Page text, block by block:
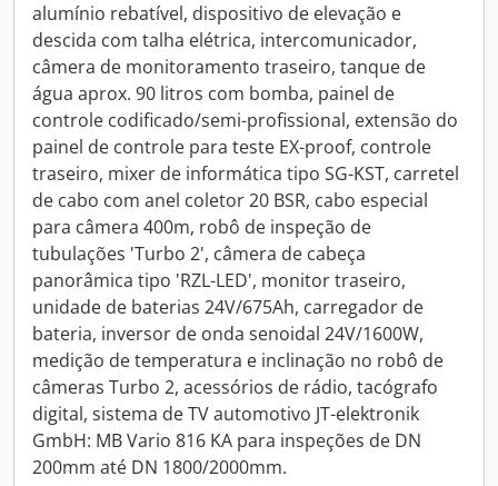
alumínio rebatível, dispositivo de elevação e
descida com talha elétrica, intercomunicador,
câmera de monitoramento traseiro, tanque de
água aprox. 90 litros com bomba, painel de
controle codificado/semi-profissional, extensão do
painel de controle para teste EX-proof, controle
traseiro, mixer de informática tipo SG-KST, carretel
de cabo com anel coletor 20 BSR, cabo especial
para câmera 400m, robô de inspeção de
tubulações 'Turbo 2', câmera de cabeça
panorâmica tipo 'RZL-LED', monitor traseiro,
unidade de baterias 24V/675Ah, carregador de
bateria, inversor de onda senoidal 24V/1600W,
medição de temperatura e inclinação no robô de
câmeras Turbo 2, acessórios de rádio, tacógrafo
digital, sistema de TV automotivo JT-elektronik
GmbH: MB Vario 816 KA para inspeções de DN
200mm até DN 1800/2000mm.